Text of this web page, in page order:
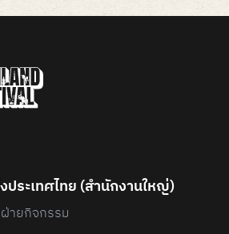
ประเทศไทย (สํานักงานใหญ่)
ายกิจกรรม